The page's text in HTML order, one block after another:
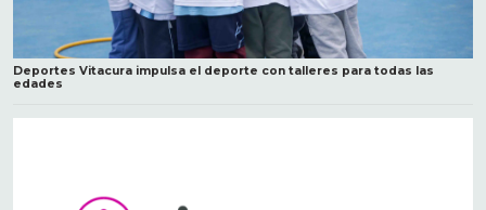
Deportes Vitacura impulsa el deporte con talleres para todas las
edades